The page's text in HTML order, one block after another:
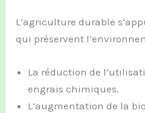
L’agriculture durable
qui préservent
La réduction de
engrais chimiques.
L’augmentation de la